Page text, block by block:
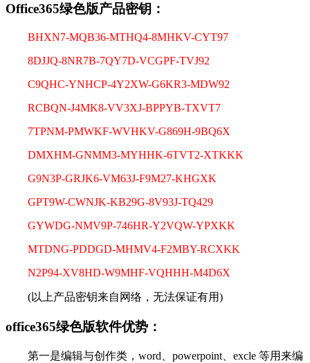
Office365绿色版产品密钥：
BHXN7-MQB36-MTHQ4-8MHKV-CYT97
8DJJQ-8NR7B-7QY7D-VCGPF-TVJ92
C9QHC-YNHCP-4Y2XW-G6KR3-MDW92
RCBQN-J4MK8-VV3XJ-BPPYB-TXVT7
7TPNM-PMWKF-WVHKV-G869H-9BQ6X
DMXHM-GNMM3-MYHHK-6TVT2-XTKKK
G9N3P-GRJK6-VM63J-F9M27-KHGXK
GPT9W-CWNJK-KB29G-8V93J-TQ429
GYWDG-NMV9P-746HR-Y2VQW-YPXKK
MTDNG-PDDGD-MHMV4-F2MBY-RCXKK
N2P94-XV8HD-W9MHF-VQHHH-M4D6X
(以上产品密钥来自网络，无法保证有用)
office365绿色版软件优势：
第一是编辑与创作类，word、powerpoint、excle 等用来编